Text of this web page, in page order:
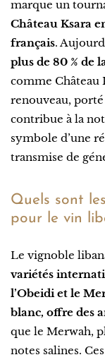
marque un
Château Ksara
français.
plus de 80 % de
comme Château
renouveau,
contribue à la
symbole d’une
transmise de
Quels sont
pour le vin
Le vignoble
variétés
l’Obeidi et le
blanc, offre des
que le Merwah,
notes salines.